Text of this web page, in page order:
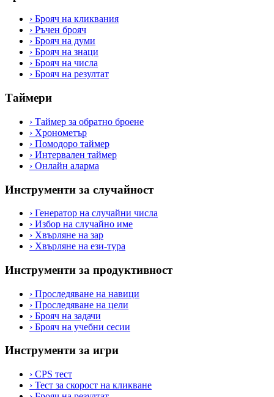
› Брояч на кликвания
› Ръчен брояч
› Брояч на думи
› Брояч на знаци
› Брояч на числа
› Брояч на резултат
Таймери
› Таймер за обратно броене
› Хронометър
› Помодоро таймер
› Интервален таймер
› Онлайн аларма
Инструменти за случайност
› Генератор на случайни числа
› Избор на случайно име
› Хвърляне на зар
› Хвърляне на ези-тура
Инструменти за продуктивност
› Проследяване на навици
› Проследяване на цели
› Брояч на задачи
› Брояч на учебни сесии
Инструменти за игри
› CPS тест
› Тест за скорост на кликване